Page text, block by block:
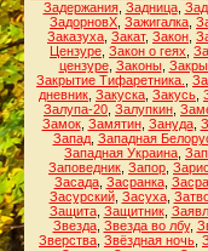
Задержания, Задница,
ЗадорновХ Зажигалка
Заказуха Закат, Закон
Цензуре Закон о геях
цензуре, Законы,
Закрытие Тифаретника.
дневник Закуска Закусь
Залупа-20 Залупкин
Замок, Замятин, Зануда,
Запад, Западная
Западная Украина
Заповедник Запор
Засада, Засранка,
Засурский, Засуха,
Защита, Защитник,
Звезда, Звезда во лбу,
Зверства Звёздная ночь